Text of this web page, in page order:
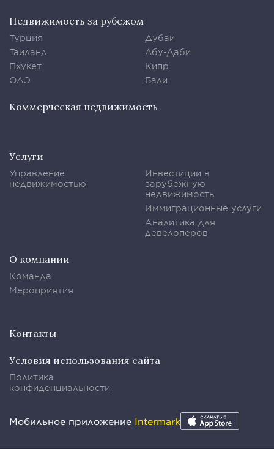
Недвижимость за рубежом
Турция
Таиланд
Пхукет
ОАЭ
Дубаи
Абу-Даби
Кипр
Бали
Коммерческая недвижимость
Услуги
Управление
недвижимостью
Инвестиции в
зарубежную
недвижимость
Иммиграционные услуги
Аналитика для
девелоперов
О компании
Команда
Мероприятия
Контакты
Условия использования сайта
Политика
конфиденциальности
Мобильное приложение Intermark